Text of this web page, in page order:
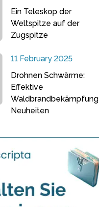
Ein Teleskop der
Weltspitze auf der
Zugspitze
11 February 2025
Drohnen Schwärme:
Effektive
Waldbrandbekämpfung
Neuheiten